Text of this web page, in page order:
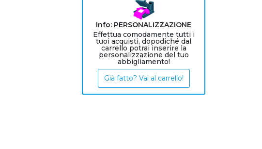
Info: PERSONALIZZAZIONE
Effettua comodamente tutti i
tuoi acquisti, dopodiché dal
carrello potrai inserire la
personalizzazione del tuo
abbigliamento!
Già fatto? Vai al carrello!